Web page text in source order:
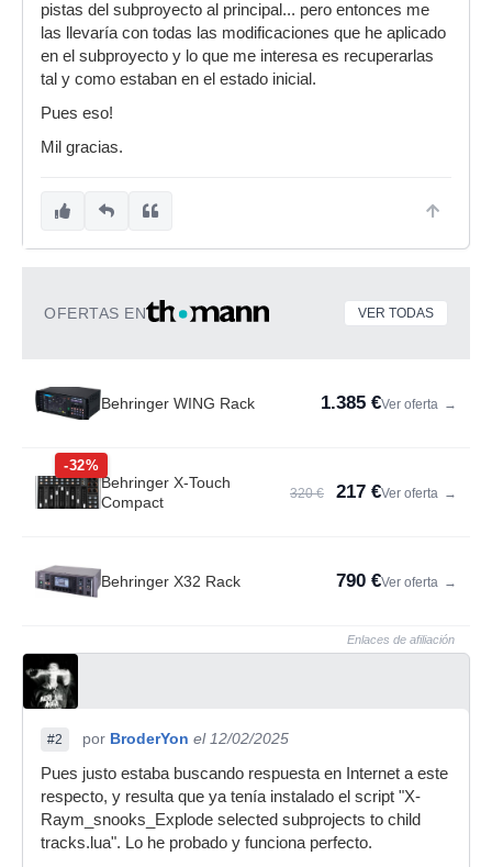
pistas del subproyecto al principal... pero entonces me
las llevaría con todas las modificaciones que he aplicado
en el subproyecto y lo que me interesa es recuperarlas
tal y como estaban en el estado inicial.
Pues eso!
Mil gracias.
OFERTAS EN VER TODAS
Behringer WING Rack 1.385 €Ver oferta →
-32%
Behringer X-Touch
Compact
320 € 217 €Ver oferta →
Behringer X32 Rack 790 €Ver oferta →
Enlaces de afiliación
#2 por BroderYon el 12/02/2025
Pues justo estaba buscando respuesta en Internet a este
respecto, y resulta que ya tenía instalado el script "X-
Raym_snooks_Explode selected subprojects to child
tracks.lua". Lo he probado y funciona perfecto.